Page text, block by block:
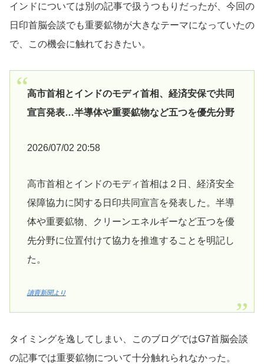
インドについては別の記事で扱うつもりだったが、今回の
日印首脳会談でも重要鉱物が大きなテーマになっていたの
で、この機会に触れておきたい。
高市首相とインドのモディ首相、経済安保で共同
宣言発表…半導体や重要鉱物など五つを優先分野
2026/07/02 20:58
高市首相とインドのモディ首相は２日、経済安全
保障協力に関する日印共同宣言を発表した。半導
体や重要鉱物、クリーンエネルギーなど五つを優
先分野に位置付けて協力を推進することを明記し
た。
讀賣新聞より
タイミングを逸してしまい、このブログではG7首脳会談
の記事では重要鉱物について十分触れられなかった。